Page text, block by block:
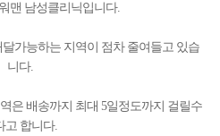
맨 남성클리닉입니다.
가능하는 지역이 점차 줄여들고 있습
니다.
은 배송까지 최대 5일정도까지 걸릴수
고 합니다.